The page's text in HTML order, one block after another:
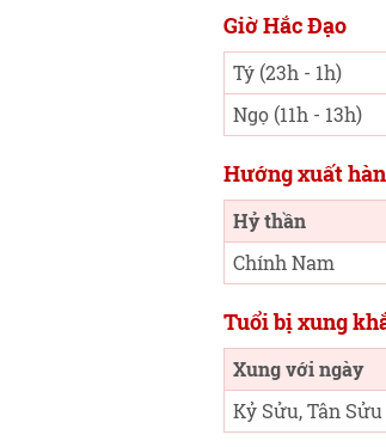
Giờ Hắc Đạo
Tý (23h - 1h)
Ngọ (11h - 13h)
Hướng xuất
Hỷ thần
Chính Nam
Tuổi bị xung
Xung với ngày
Kỷ Sửu, Tân Sửu